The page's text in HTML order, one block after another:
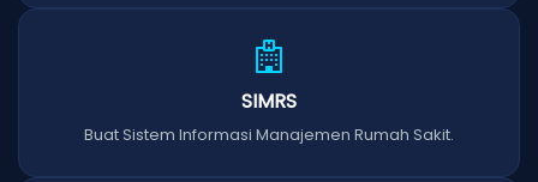
SIMRS
Buat Sistem Informasi Manajemen Rumah Sakit.